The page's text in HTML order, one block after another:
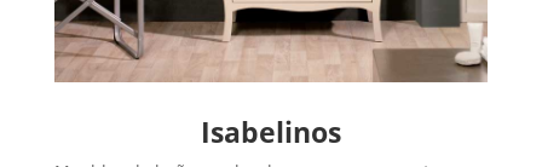
Isabelinos